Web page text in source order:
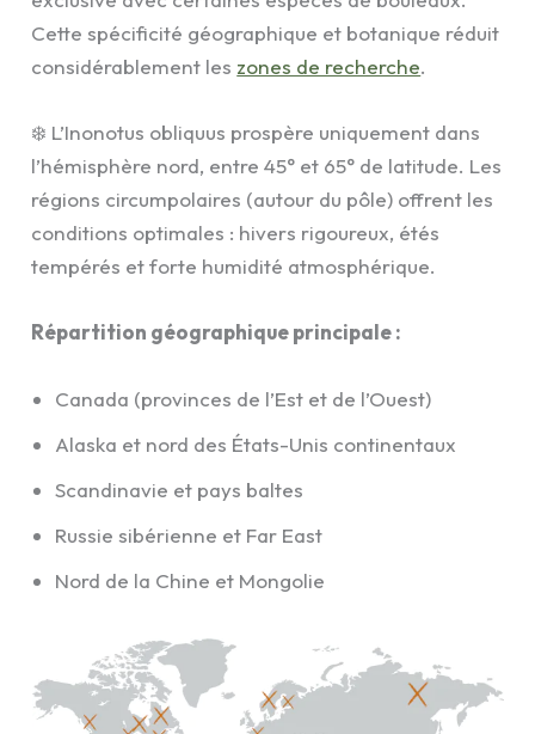
Cette spécificité géographique et botanique réduit
considérablement les zones de recherche.
❄️ L’Inonotus obliquus prospère uniquement dans
l’hémisphère nord, entre 45° et 65° de latitude. Les
régions circumpolaires (autour du pôle) offrent les
conditions optimales : hivers rigoureux, étés
tempérés et forte humidité atmosphérique.
Répartition géographique principale :
Canada (provinces de l’Est et de l’Ouest)
Alaska et nord des États-Unis continentaux
Scandinavie et pays baltes
Russie sibérienne et Far East
Nord de la Chine et Mongolie